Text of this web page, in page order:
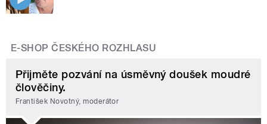
E-SHOP ČESKÉHO ROZHLASU
Přijměte pozvání na úsměvný doušek moudré
člověčiny.
František Novotný, moderátor